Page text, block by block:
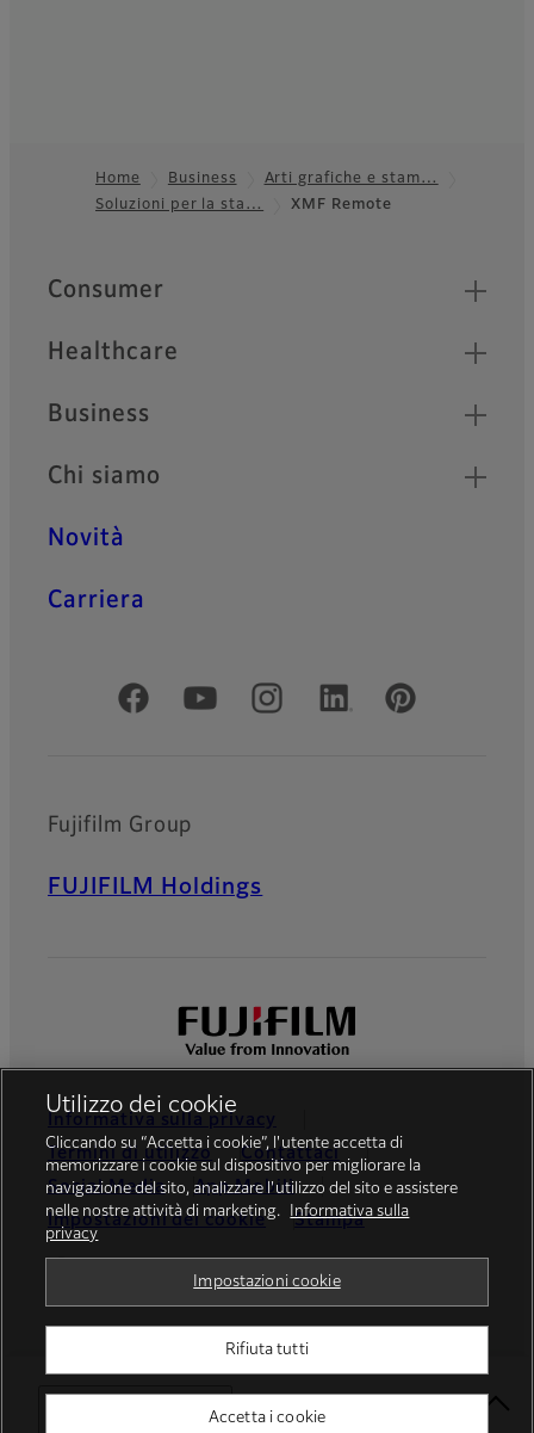
Select Your Location
Footer
Home Business
Arti grafiche e stam…
Soluzioni per la sta…
XMF Remote
Quick Links
Consumer
Healthcare
Business
Chi siamo
Novità
Carriera
Social media ufficiali
Fujifilm Group
FUJIFILM Holdings
Informativa sulla privacy
Termini di utilizzo
Contattaci
Social Media
App Mobili
Impostazioni dei cookie
Stampa
© FUJIFILM Europe GmbH
Utilizzo dei cookie
Cliccando su “Accetta i cookie”, l'utente accetta di
memorizzare i cookie sul dispositivo per migliorare la
navigazione del sito, analizzare l'utilizzo del sito e assistere
nelle nostre attività di marketing.
Informativa sulla
privacy
Impostazioni cookie
Rifiuta tutti
Accetta i cookie